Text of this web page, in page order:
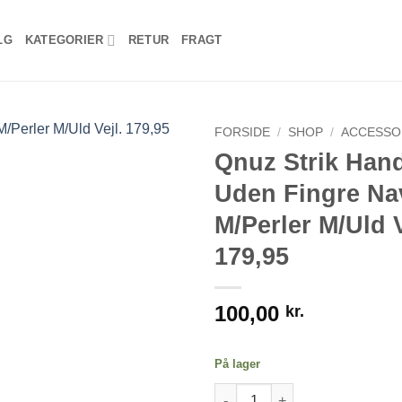
KATEGORIER RETUR FRAGT
FORSIDE / SHOP /
Qnuz Strik
Uden Fingre
M/Perler M/Uld
179,95
100,00 kr.
På lager
Qnuz Strik Handske Uden